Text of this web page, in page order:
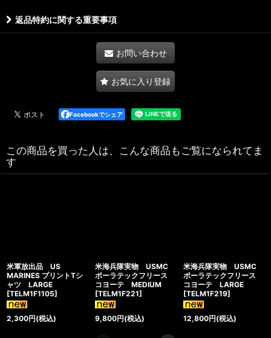
返品特約に関する重要事項
お問い合わせ
お気に入り登録
Facebookでシェア
この商品を買った人は、こんな商品もご覧になられてま
す
米軍放出品 US
MARINES プリントTシ
ャツ LARGE
[TELM1F1105]
2,300円(税込)
米海兵隊実物 USMC
ポーラテックフリース
コヨーテ MEDIUM
[TELM1F221]
9,800円(税込)
米海兵隊実物 USMC
ポーラテックフリース
コヨーテ LARGE
[TELM1F219]
12,800円(税込)